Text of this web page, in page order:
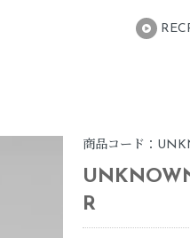
商品コード：
R